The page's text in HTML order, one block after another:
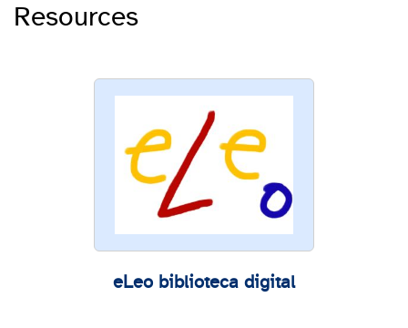
Resources
eLeo biblioteca digital